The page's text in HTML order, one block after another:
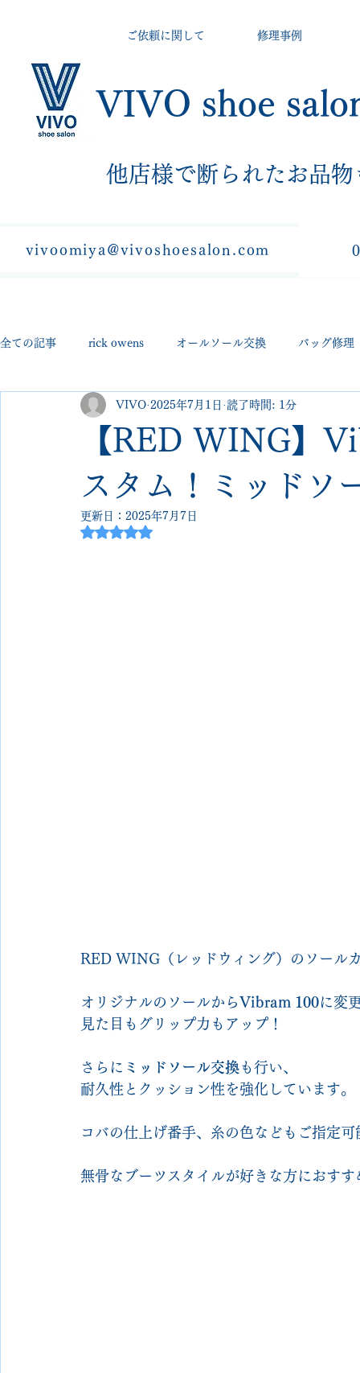
VIVO shoe
他店様で断られたお品物
ご依頼に関して 修理事例
vivoomiya@vivoshoesalon.com
全ての記事 rick owens オールソール交換 バッグ修理
george cleverley Christian louboutin allen edmonds
jimmy choo クリーニング•撥水コーテ
edward green
【RED WING】
スタム！ミッドソ
VIVO 2025年7月1日 読了時間: 1分
更新日： 2025年7月7日
5つ星のうちNaNと評価されています。
RED WING（レッドウィング）のソール
オリジナルのソールからVibram 100に変
見た目もグリップ力もアップ！
さらに ミッドソール交換も行い、
耐久性とクッション性を強化しています。
コバの仕上げ番手、糸の色などもご指定可
無骨なブーツスタイルが好きな方におすす